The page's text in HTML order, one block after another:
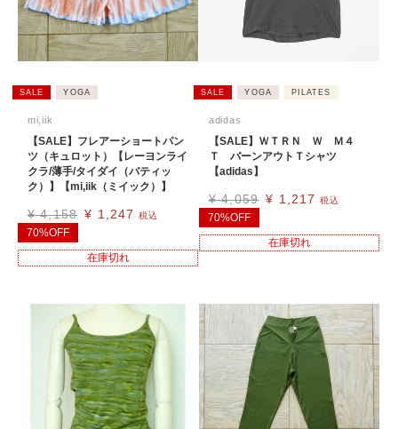
SALE YOGA
mi,iik
【SALE】フレアーショートパン
ツ（キュロット）【レーヨンライ
クラ/薄手/タイダイ（バティッ
ク）】【mi,iik（ミイック）】
¥ 4,158 ¥ 1,247 税込
70%OFF
在庫切れ
SALE YOGA PILATES
adidas
【SALE】ＷＴＲＮ Ｗ Ｍ４
Ｔ バーンアウトＴシャツ
【adidas】
¥ 4,059 ¥ 1,217 税込
70%OFF
在庫切れ